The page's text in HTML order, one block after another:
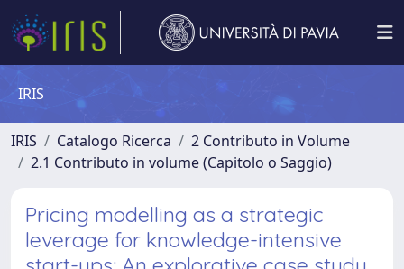
IRIS
IRIS Catalogo Ricerca
2 Contributo in Volume
2.1 Contributo in volume (Capitolo o Saggio)
Pricing modelling as a strategic
leverage for knowledge-intensive